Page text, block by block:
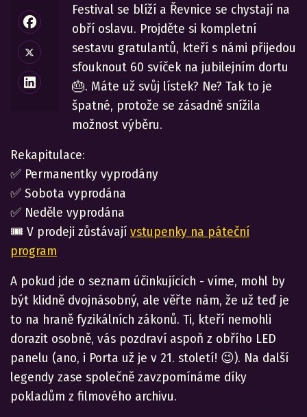
Festival se blíží a Řevnice se chystají na
obří oslavu. Projděte si kompletní
sestavu gratulantů, kteří s námi přijedou
sfouknout 60 svíček na jubilejním dortu
🎂. Máte už svůj lístek? Ne? Tak to je
špatné, protože se zásadně snížila
možnost výběru.
Rekapitulace:
✅ Permanentky vyprodány
✅ Sobota vyprodána
✅ Neděle vyprodána
🎟️ V prodeji zůstávají vstupenky na páteční
program
A pokud jde o seznam účinkujících - víme, mohl by
být klidně dvojnásobný, ale věřte nám, že už teď je
to na hraně fyzikálních zákonů. Ti, kteří nemohli
dorazit osobně, vás pozdraví aspoň z obřího LED
panelu (ano, i Porta už je v 21. století! 😉). Na další
legendy zase společně zavzpomínáme díky
pokladům z filmového archivu.